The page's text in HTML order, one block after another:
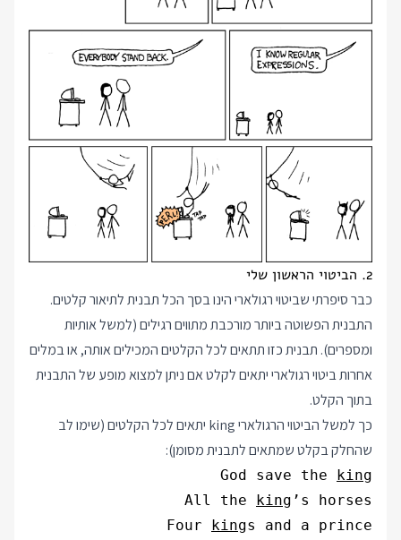
2. הביטוי הראשון שלי
כבר סיפרתי שביטוי רגולארי הינו בסך הכל תבנית לתיאור קלטים.
התבנית הפשוטה ביותר מורכבת מתווים רגילים (למשל אותיות
ומספרים). תבנית כזו תתאים לכל הקלטים המכילים אותה, או במלים
אחרות ביטוי רגולארי יתאים לקלט אם ניתן למצוא מופע של התבנית
בתוך הקלט.
כך למשל הביטוי הרגולארי king יתאים לכל הקלטים (שימו לב
שהחלק בקלט שמתאים לתבנית מסומן):
God save the king
All the king
Four king